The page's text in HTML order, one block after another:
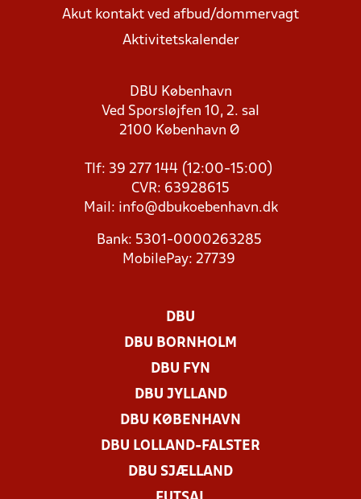
Akut kontakt ved afbud/dommervagt
Aktivitetskalender
DBU København
Ved Sporsløjfen 10, 2. sal
2100 København Ø
Tlf: 39 277 144 (12:00-15:00)
CVR: 63928615
Mail: info@dbukoebenhavn.dk
Bank: 5301-0000263285
MobilePay: 27739
DBU
DBU BORNHOLM
DBU FYN
DBU JYLLAND
DBU KØBENHAVN
DBU LOLLAND-FALSTER
DBU SJÆLLAND